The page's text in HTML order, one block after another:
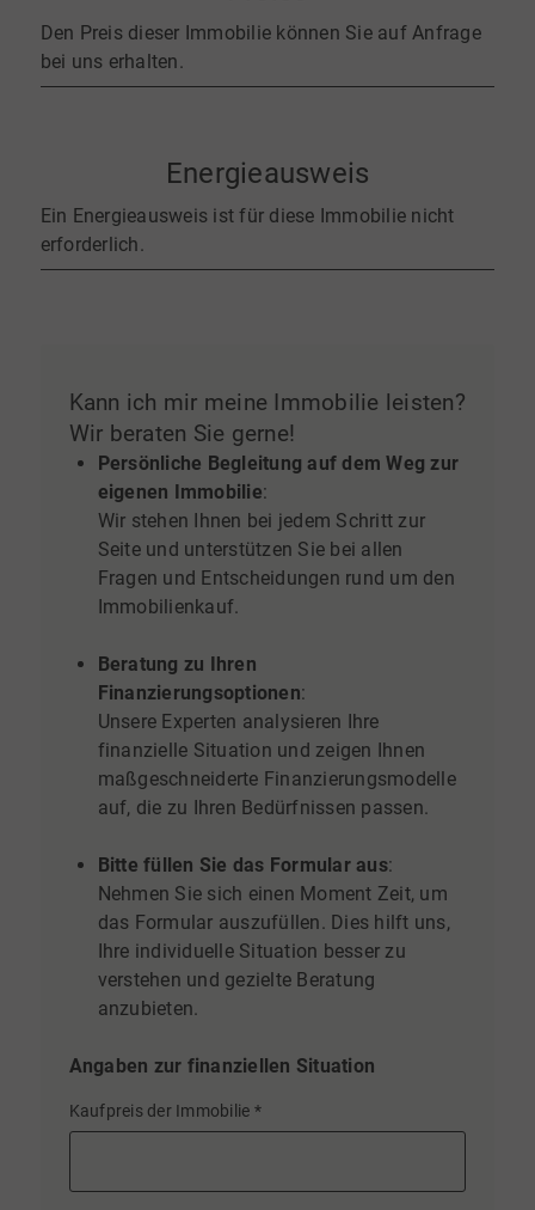
Den Preis dieser Immobilie können Sie auf Anfrage
bei uns erhalten.
Energieausweis
Ein Energieausweis ist für diese Immobilie nicht
erforderlich.
Kann ich mir meine Immobilie leisten?
Wir beraten Sie gerne!
Persönliche Begleitung auf dem Weg zur
eigenen Immobilie:
Wir stehen Ihnen bei jedem Schritt zur
Seite und unterstützen Sie bei allen
Fragen und Entscheidungen rund um den
Immobilienkauf.
Beratung zu Ihren
Finanzierungsoptionen:
Unsere Experten analysieren Ihre
finanzielle Situation und zeigen Ihnen
maßgeschneiderte Finanzierungsmodelle
auf, die zu Ihren Bedürfnissen passen.
Bitte füllen Sie das Formular aus:
Nehmen Sie sich einen Moment Zeit, um
das Formular auszufüllen. Dies hilft uns,
Ihre individuelle Situation besser zu
verstehen und gezielte Beratung
anzubieten.
Angaben zur finanziellen Situation
Kaufpreis der Immobilie *